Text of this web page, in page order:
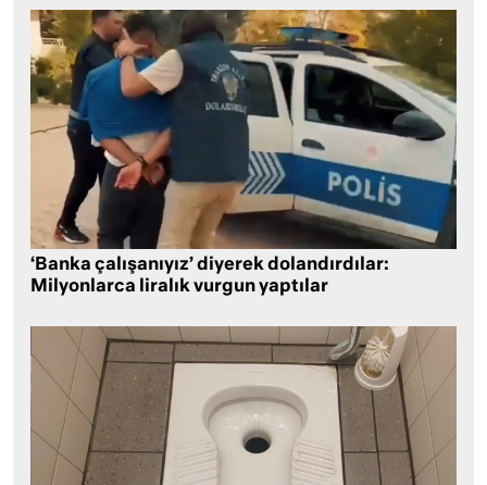
‘Banka çalışanıyız’ diyerek dolandırdılar:
Milyonlarca liralık vurgun yaptılar